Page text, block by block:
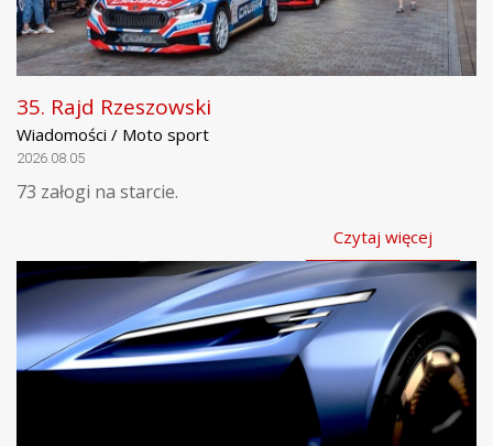
35. Rajd Rzeszowski
Wiadomości / Moto sport
2026.08.05
73 załogi na starcie.
Czytaj więcej